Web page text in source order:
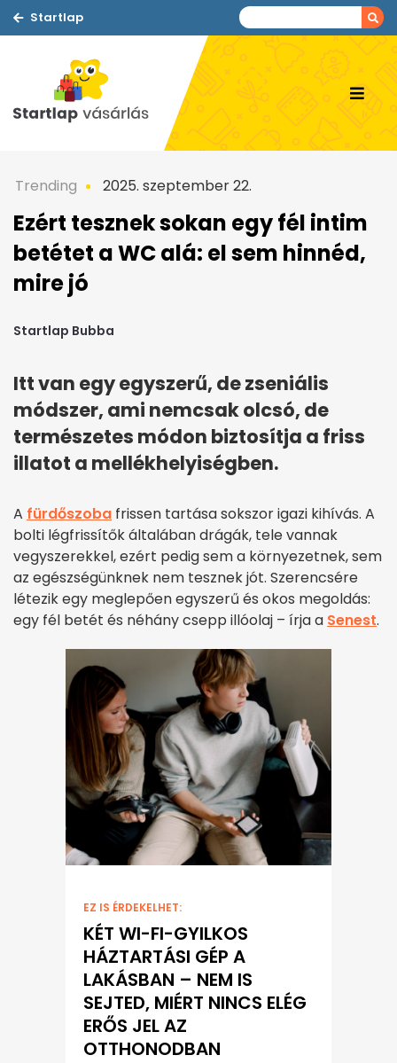
Startlap
Trending 2025. szeptember 22.
Ezért tesznek sokan egy fél intim
betétet a WC alá: el sem hinnéd,
mire jó
Startlap Bubba
Itt van egy egyszerű, de zseniális
módszer, ami nemcsak olcsó, de
természetes módon biztosítja a friss
illatot a mellékhelyiségben.
A fürdőszoba frissen tartása sokszor igazi kihívás. A
bolti légfrissítők általában drágák, tele vannak
vegyszerekkel, ezért pedig sem a környezetnek, sem
az egészségünknek nem tesznek jót. Szerencsére
létezik egy meglepően egyszerű és okos megoldás:
egy fél betét és néhány csepp illóolaj – írja a Senest.
EZ IS ÉRDEKELHET:
KÉT WI-FI-GYILKOS
HÁZTARTÁSI GÉP A
LAKÁSBAN – NEM IS
SEJTED, MIÉRT NINCS ELÉG
ERŐS JEL AZ
OTTHONODBAN